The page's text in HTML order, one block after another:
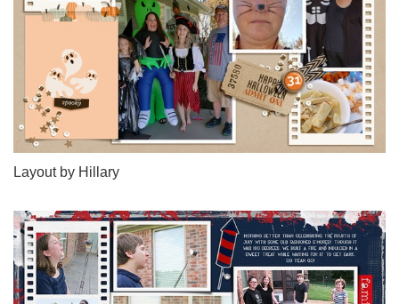
Layout by Hillary